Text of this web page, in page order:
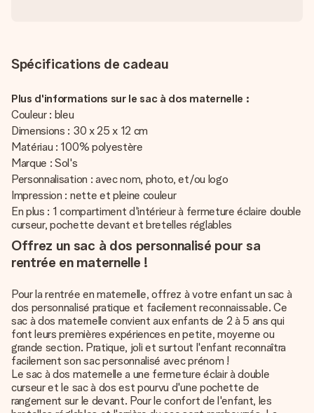
Spécifications de cadeau
Plus d'informations sur le sac à dos maternelle :
Couleur : bleu
Dimensions : 30 x 25 x 12 cm
Matériau : 100% polyestère
Marque : Sol's
Personnalisation : avec nom, photo, et/ou logo
Impression : nette et pleine couleur
En plus : 1 compartiment d'intérieur à fermeture éclaire double
curseur, pochette devant et bretelles réglables
Offrez un sac à dos personnalisé pour sa
rentrée en maternelle !
Pour la rentrée en maternelle, offrez à votre enfant un sac à
dos personnalisé pratique et facilement reconnaissable. Ce
sac à dos maternelle convient aux enfants de 2 à 5 ans qui
font leurs premières expériences en petite, moyenne ou
grande section. Pratique, joli et surtout l'enfant reconnaîtra
facilement son sac personnalisé avec prénom !
Le sac à dos maternelle a une fermeture éclair à double
curseur et le sac à dos est pourvu d'une pochette de
rangement sur le devant. Pour le confort de l'enfant, les